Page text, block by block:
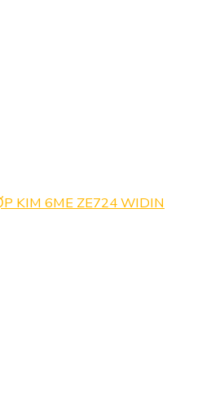
KIM 6ME ZE724 WIDIN